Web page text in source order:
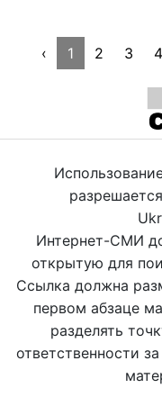
‹ 1 2 3 4
Интернет-СМИ
открытую для
Ссылка должна
первом абзаце
разделять
ответственности